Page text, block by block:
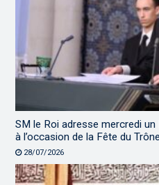
SM le Roi adresse mercredi
à l’occasion de la Fête du Trône
28/07/2026